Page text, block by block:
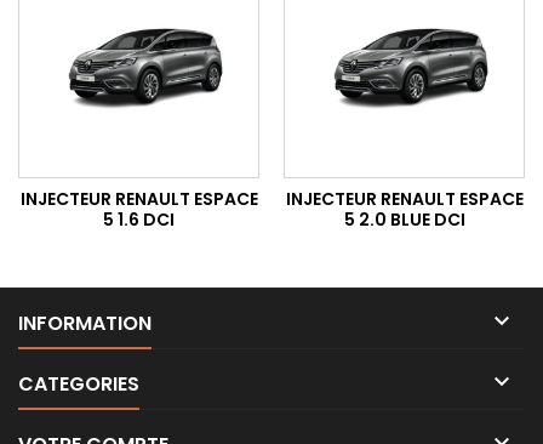
INJECTEUR RENAULT ESPACE
5 1.6 DCI
INJECTEUR RENAULT ESPACE
5 2.0 BLUE DCI
INFORMATION 
CATEGORIES 